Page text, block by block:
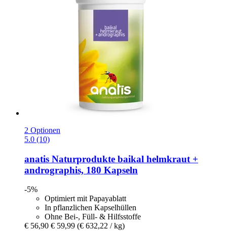
2 Optionen
5.0 (10)
anatis Naturprodukte baikal helmkraut +
andrographis, 180 Kapseln
-5%
Optimiert mit Papayablatt
In pflanzlichen Kapselhüllen
Ohne Bei-, Füll- & Hilfsstoffe
€ 56,90 € 59,99 (€ 632,22 / kg)